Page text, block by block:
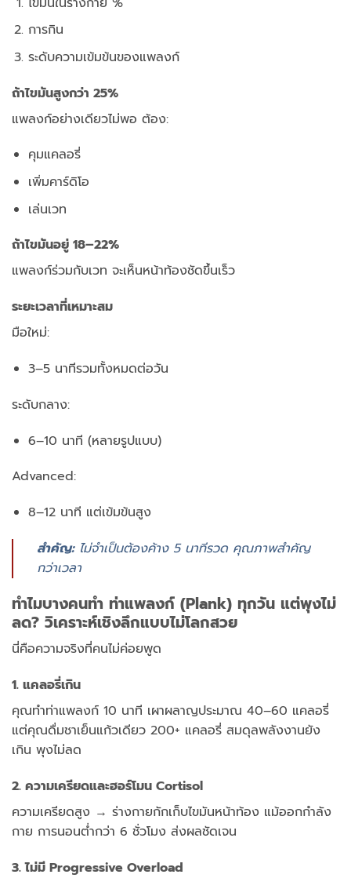
การกิน
ระดับความเข้มข้นของแพลงก์
ถ้าไขมันสูงกว่า 25%
แพลงก์อย่างเดียวไม่พอ ต้อง:
คุมแคลอรี่
เพิ่มคาร์ดิโอ
เล่นเวท
ถ้าไขมันอยู่ 18–22%
แพลงก์ร่วมกับเวท จะเห็นหน้าท้องชัดขึ้นเร็ว
ระยะเวลาที่เหมาะสม
มือใหม่:
3–5 นาทีรวมทั้งหมดต่อวัน
ระดับกลาง:
6–10 นาที (หลายรูปแบบ)
Advanced:
8–12 นาที แต่เข้มข้นสูง
สำคัญ: ไม่จำเป็นต้องค้าง 5 นาทีรวด คุณภาพสำคัญ
กว่าเวลา
ทำไมบางคนทำ ท่าแพลงก์ (Plank) ทุกวัน แต่พุงไม่
ลด? วิเคราะห์เชิงลึกแบบไม่โลกสวย
นี่คือความจริงที่คนไม่ค่อยพูด
1. แคลอรี่เกิน
คุณทำท่าแพลงก์ 10 นาที เผาผลาญประมาณ 40–60 แคลอรี่
แต่คุณดื่มชาเย็นแก้วเดียว 200+ แคลอรี่ สมดุลพลังงานยัง
เกิน พุงไม่ลด
2. ความเครียดและฮอร์โมน Cortisol
ความเครียดสูง → ร่างกายกักเก็บไขมันหน้าท้อง แม้ออกกำลัง
กาย การนอนต่ำกว่า 6 ชั่วโมง ส่งผลชัดเจน
3. ไม่มี Progressive Overload